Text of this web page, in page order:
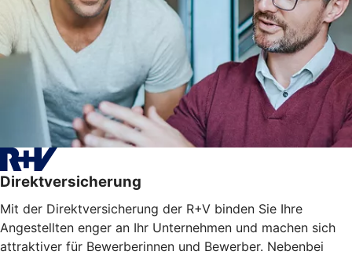
Direktversicherung
Mit der Direktversicherung der R+V binden Sie Ihre
Angestellten enger an Ihr Unternehmen und machen sich
attraktiver für Bewerberinnen und Bewerber. Nebenbei